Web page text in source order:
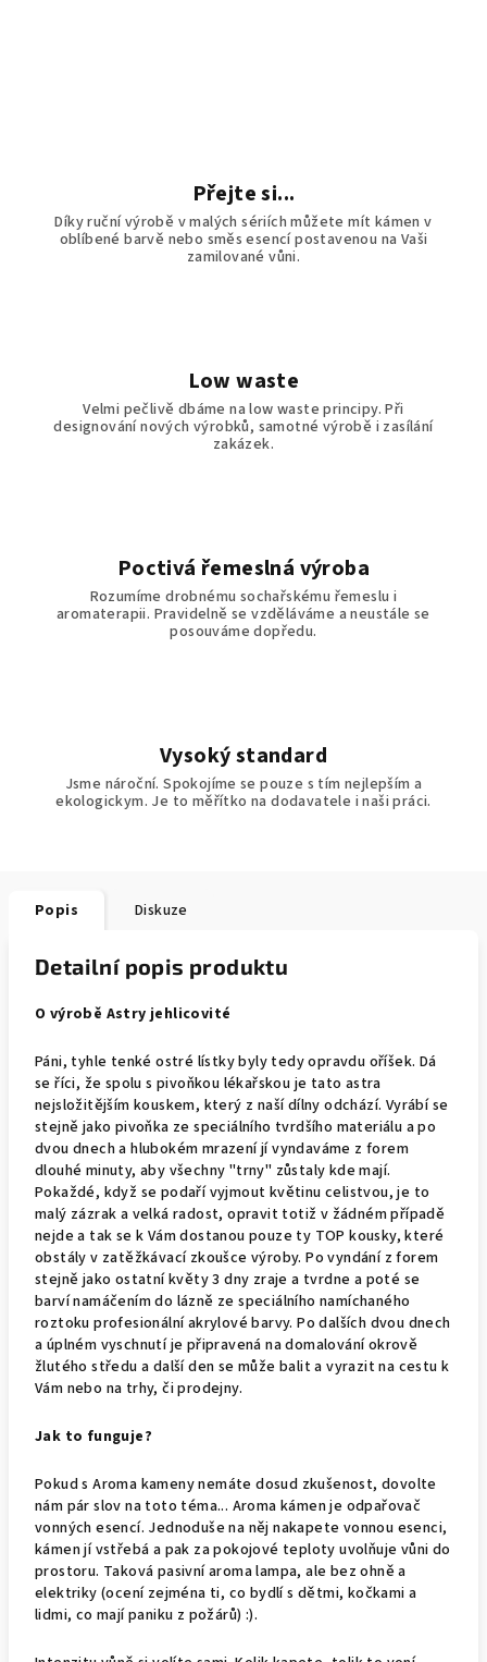
Přejte si...
Díky ruční výrobě v malých sériích můžete mít kámen v
oblíbené barvě nebo směs esencí postavenou na Vaši
zamilované vůni.
Low waste
Velmi pečlivě dbáme na low waste principy. Při
designování nových výrobků, samotné výrobě i zasílání
zakázek.
Poctivá řemeslná výroba
Rozumíme drobnému sochařskému řemeslu i
aromaterapii. Pravidelně se vzděláváme a neustále se
posouváme dopředu.
Vysoký standard
Jsme nároční. Spokojíme se pouze s tím nejlepším a
ekologickym. Je to měřítko na dodavatele i naši práci.
Popis Diskuze
Detailní popis produktu
O výrobě Astry jehlicovité
Páni, tyhle tenké ostré lístky byly tedy opravdu oříšek. Dá
se říci, že spolu s pivoňkou lékařskou je tato astra
nejsložitějším kouskem, který z naší dílny odchází. Vyrábí se
stejně jako pivoňka ze speciálního tvrdšího materiálu a po
dvou dnech a hlubokém mrazení jí vyndaváme z forem
dlouhé minuty, aby všechny "trny" zůstaly kde mají.
Pokaždé, když se podaří vyjmout květinu celistvou, je to
malý zázrak a velká radost, opravit totiž v žádném případě
nejde a tak se k Vám dostanou pouze ty TOP kousky, které
obstály v zatěžkávací zkoušce výroby. Po vyndání z forem
stejně jako ostatní květy 3 dny zraje a tvrdne a poté se
barví namáčením do lázně ze speciálního namíchaného
roztoku profesionální akrylové barvy. Po dalších dvou dnech
a úplném vyschnutí je připravená na domalování okrově
žlutého středu a další den se může balit a vyrazit na cestu k
Vám nebo na trhy, či prodejny.
Jak to funguje?
Pokud s Aroma kameny nemáte dosud zkušenost, dovolte
nám pár slov na toto téma... Aroma kámen je odpařovač
vonných esencí. Jednoduše na něj nakapete vonnou esenci,
kámen jí vstřebá a pak za pokojové teploty uvolňuje vůni do
prostoru. Taková pasivní aroma lampa, ale bez ohně a
elektriky (ocení zejména ti, co bydlí s dětmi, kočkami a
lidmi, co mají paniku z požárů) :).